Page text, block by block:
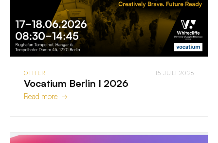
OTHER 15 JULI 2026
Vocatium Berlin I 2026
Read more →